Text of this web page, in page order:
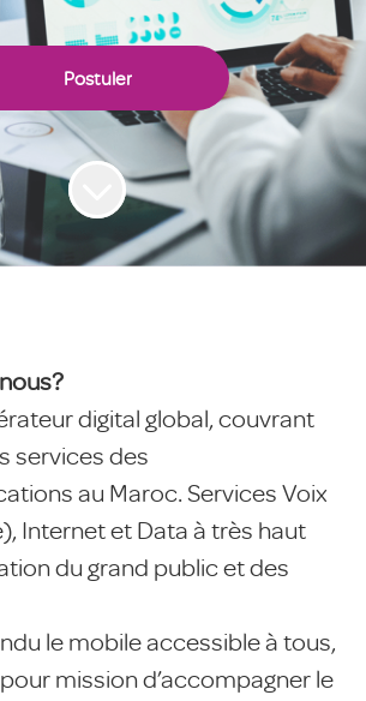
Postuler
digital global, couvrant
services des
au Maroc. Services Voix
Internet et Data à très haut
du grand public et des
le mobile accessible à tous,
mission d’accompagner le